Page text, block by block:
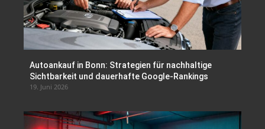
Autoankauf in Bonn: Strategien für nachhaltige
Sichtbarkeit und dauerhafte Google-Rankings
19. Juni 2026